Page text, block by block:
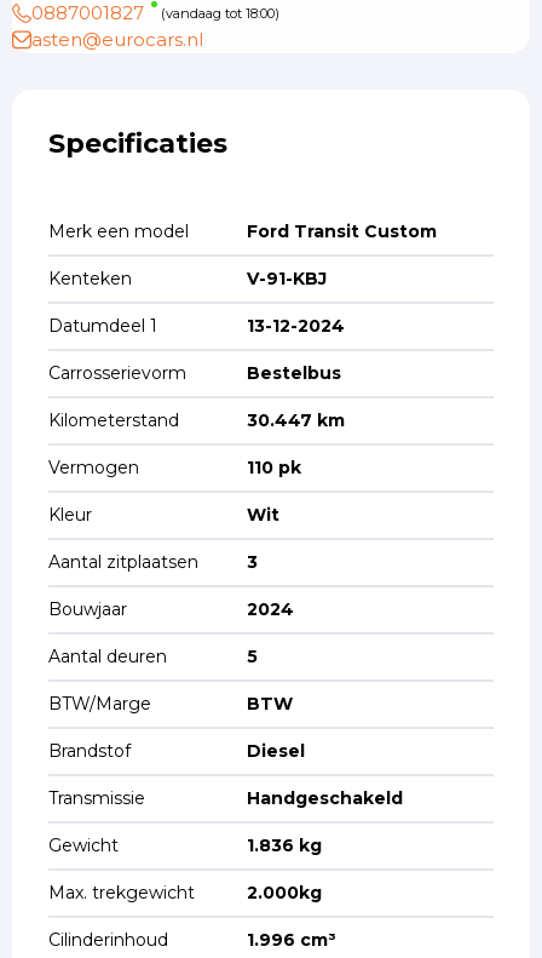
0887001827
(vandaag tot 18:00)
asten@eurocars.nl
Specificaties
Merk een model Ford Transit Custom
Kenteken V-91-KBJ
Datumdeel 1 13-12-2024
Carrosserievorm Bestelbus
Kilometerstand 30.447 km
Vermogen 110 pk
Kleur Wit
Aantal zitplaatsen 3
Bouwjaar 2024
Aantal deuren 5
BTW/Marge BTW
Brandstof Diesel
Transmissie Handgeschakeld
Gewicht 1.836 kg
Max. trekgewicht 2.000kg
Cilinderinhoud 1.996 cm³